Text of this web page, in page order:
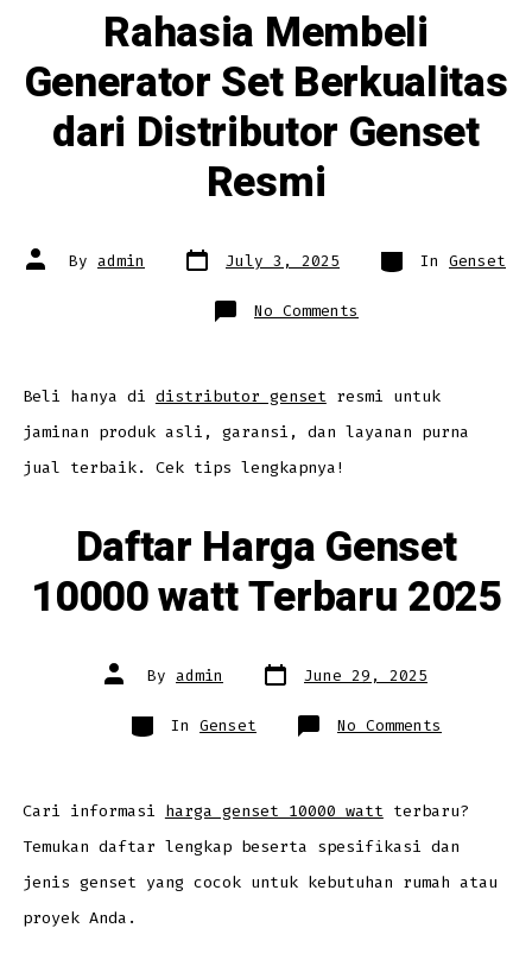
Rahasia Membeli
Generator Set Berkualitas
dari Distributor Genset
Resmi
Post
author
By admin Post
date July 3, 2025 Categories
In Genset
No Comments
Rahasia
dari
Resmi
Beli hanya di distributor genset resmi untuk
jaminan produk asli, garansi, dan layanan purna
jual terbaik. Cek tips lengkapnya!
Daftar Harga Genset
10000 watt Terbaru 2025
Post
author
By admin Post
date
June 29, 2025
Categories
In Genset No Comments
Daftar
Terbaru
Cari informasi harga genset 10000 watt terbaru?
Temukan daftar lengkap beserta spesifikasi dan
jenis genset yang cocok untuk kebutuhan rumah atau
proyek Anda.